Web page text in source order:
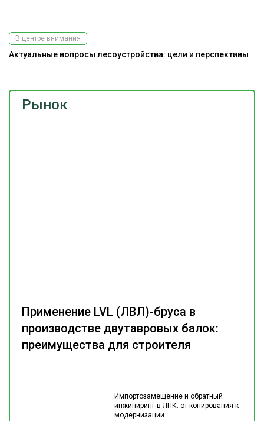
Рынок
Импортозамещение и обратный
инжиниринг в ЛПК: от копирования к
модернизации
Применение LVL (ЛВЛ)-бруса в
производстве двутавровых балок:
преимущества для строителя
В центре внимания
Актуальные вопросы лесоустройства: цели и перспективы